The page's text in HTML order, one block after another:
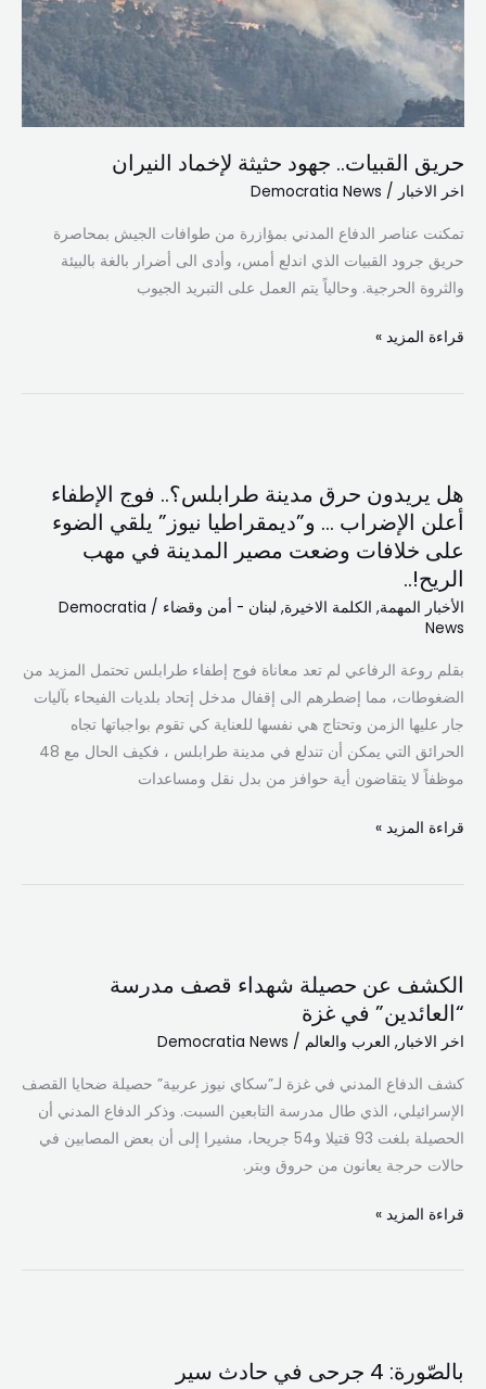
حريق القبيات.. جهود حثيثة لإخماد النيران
اخر الاخبار /
Democratia News
تمكنت عناصر الدفاع المدني بمؤازرة من طوافات الجيش بمحاصرة
حريق جرود القبيات الذي اندلع أمس، وأدى الى أضرار بالغة بالبيئة
والثروة الحرجية. وحالياً يتم العمل على التبريد الجيوب
النيران
قراءة المزيد »
هل يريدون حرق مدينة طرابلس؟.. فوج الإطفاء
أعلن الإضراب … و”ديمقراطيا نيوز” يلقي الضوء
على خلافات وضعت مصير المدينة في مهب
الريح!..
الأخبار المهمة, الكلمة الاخيرة, لبنان - أمن وقضاء /
Democratia
News
بقلم روعة الرفاعي لم تعد معاناة فوج إطفاء طرابلس تحتمل المزيد من
الضغوطات، مما إضطرهم الى إقفال مدخل إتحاد بلديات الفيحاء بآليات
جار عليها الزمن وتحتاج هي نفسها للعناية كي تقوم بواجباتها تجاه
الحرائق التي يمكن أن تندلع في مدينة طرابلس ، فكيف الحال مع 48
موظفاً لا يتقاضون أية حوافز من بدل نقل ومساعدات
حرق
مدينة
طرابلس؟..
فوج
الإطفاء
أعلن
الإضراب
…
و”ديمقراطيا
نيوز”
يلقي
على
مهب
الريح!..
قراءة المزيد »
الكشف عن حصيلة شهداء قصف مدرسة
“العائدين” في غزة
اخر الاخبار, العرب والعالم /
Democratia News
كشف الدفاع المدني في غزة لـ”سكاي نيوز عربية” حصيلة ضحايا القصف
الإسرائيلي، الذي طال مدرسة التابعين السبت. وذكر الدفاع المدني أن
الحصيلة بلغت 93 قتيلا و54 جريحا، مشيرا إلى أن بعض المصابين في
حالات حرجة يعانون من حروق وبتر.
حصيلة
شهداء
قصف
“العائدين”
في
قراءة المزيد »
بالصّورة: 4 جرحى في حادث سير
جرحى